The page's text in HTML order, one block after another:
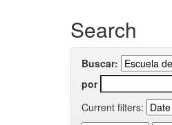
Search
Buscar:
por
Current filters: